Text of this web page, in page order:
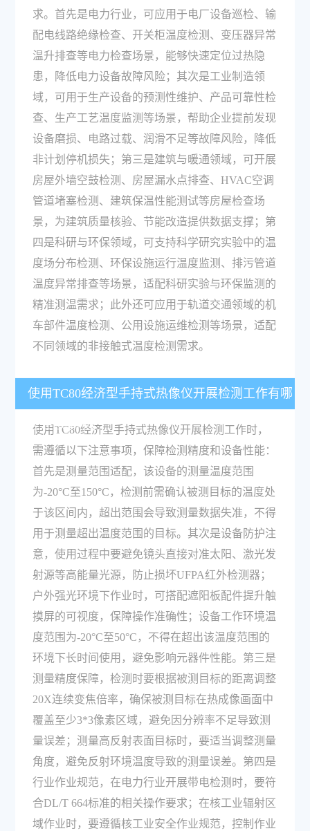
求。首先是电力行业，可应用于电厂设备巡检、输
配电线路绝缘检查、开关柜温度检测、变压器异常
温升排查等电力检查场景，能够快速定位过热隐
患，降低电力设备故障风险；其次是工业制造领
域，可用于生产设备的预测性维护、产品可靠性检
查、生产工艺温度监测等场景，帮助企业提前发现
设备磨损、电路过载、润滑不足等故障风险，降低
非计划停机损失；第三是建筑与暖通领域，可开展
房屋外墙空鼓检测、房屋漏水点排查、HVAC空调
管道堵塞检测、建筑保温性能测试等房屋检查场
景，为建筑质量核验、节能改造提供数据支撑；第
四是科研与环保领域，可支持科学研究实验中的温
度场分布检测、环保设施运行温度监测、排污管道
温度异常排查等场景，适配科研实验与环保监测的
精准测温需求；此外还可应用于轨道交通领域的机
车部件温度检测、公用设施运维检测等场景，适配
不同领域的非接触式温度检测需求。
使用TC80经济型手持式热像仪开展检测工作有哪
些注意事项？
使用TC80经济型手持式热像仪开展检测工作时，
需遵循以下注意事项，保障检测精度和设备性能：
首先是测量范围适配，该设备的测量温度范围
为-20°C至150°C，检测前需确认被测目标的温度处
于该区间内，超出范围会导致测量数据失准，不得
用于测量超出温度范围的目标。其次是设备防护注
意，使用过程中要避免镜头直接对准太阳、激光发
射源等高能量光源，防止损坏UFPA红外检测器；
户外强光环境下作业时，可搭配遮阳板配件提升触
摸屏的可视度，保障操作准确性；设备工作环境温
度范围为-20°C至50°C，不得在超出该温度范围的
环境下长时间使用，避免影响元器件性能。第三是
测量精度保障，检测时要根据被测目标的距离调整
20X连续变焦倍率，确保被测目标在热成像画面中
覆盖至少3*3像素区域，避免因分辨率不足导致测
量误差；测量高反射表面目标时，要适当调整测量
角度，避免反射环境温度导致的测量误差。第四是
行业作业规范，在电力行业开展带电检测时，要符
合DL/T 664标准的相关操作要求；在核工业辐射区
域作业时，要遵循核工业安全作业规范，控制作业